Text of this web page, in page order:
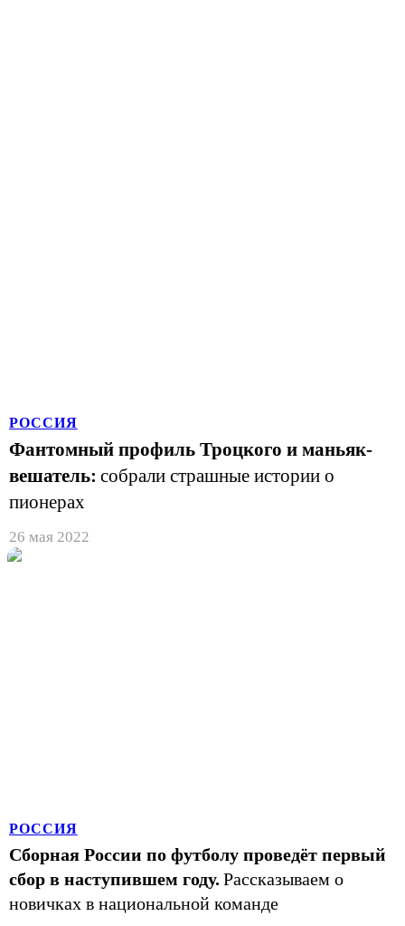
РОССИЯ
Фантомный профиль Троцкого и маньяк-
вешатель: собрали страшные истории о
пионерах
26 мая 2022
РОССИЯ
Сборная России по футболу проведёт первый
сбор в наступившем году. Рассказываем о
новичках в национальной команде